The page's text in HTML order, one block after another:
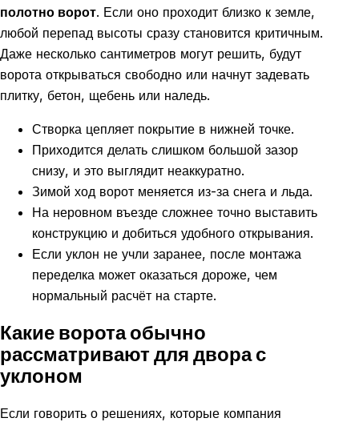
полотно ворот. Если оно проходит близко к земле,
любой перепад высоты сразу становится критичным.
Даже несколько сантиметров могут решить, будут
ворота открываться свободно или начнут задевать
плитку, бетон, щебень или наледь.
Створка цепляет покрытие в нижней точке.
Приходится делать слишком большой зазор
снизу, и это выглядит неаккуратно.
Зимой ход ворот меняется из-за снега и льда.
На неровном въезде сложнее точно выставить
конструкцию и добиться удобного открывания.
Если уклон не учли заранее, после монтажа
переделка может оказаться дороже, чем
нормальный расчёт на старте.
Какие ворота обычно
рассматривают для двора с
уклоном
Если говорить о решениях, которые компания